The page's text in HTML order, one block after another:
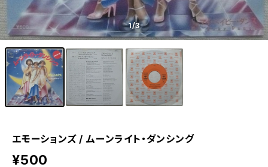
1/3
エモーションズ / ムーンライト・ダンシング
¥500